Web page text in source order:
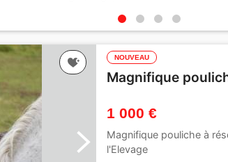
NOUVEAU
Magnifique
1 000 €
Magnifique pouliche à
l'Elevage